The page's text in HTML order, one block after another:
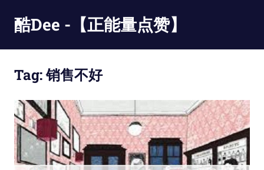
content
酷Dee -【正能量点赞】
最
有
更
酷
Tag:销售不好